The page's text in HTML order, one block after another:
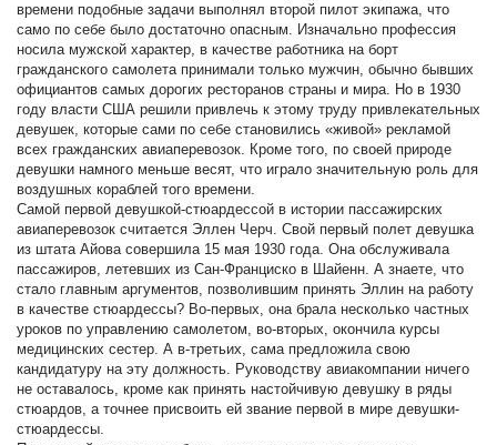
времени подобные задачи выполнял второй пилот экипажа, что
само по себе было достаточно опасным. Изначально профессия
носила мужской характер, в качестве работника на борт
гражданского самолета принимали только мужчин, обычно бывших
официантов самых дорогих ресторанов страны и мира. Но в 1930
году власти США решили привлечь к этому труду привлекательных
девушек, которые сами по себе становились «живой» рекламой
всех гражданских авиаперевозок. Кроме того, по своей природе
девушки намного меньше весят, что играло значительную роль для
воздушных кораблей того времени.
Самой первой девушкой-стюардессой в истории пассажирских
авиаперевозок считается Эллен Черч. Свой первый полет девушка
из штата Айова совершила 15 мая 1930 года. Она обслуживала
пассажиров, летевших из Сан-Франциско в Шайенн. А знаете, что
стало главным аргументов, позволившим принять Эллин на работу
в качестве стюардессы? Во-первых, она брала несколько частных
уроков по управлению самолетом, во-вторых, окончила курсы
медицинских сестер. А в-третьих, сама предложила свою
кандидатуру на эту должность. Руководству авиакомпании ничего
не оставалось, кроме как принять настойчивую девушку в ряды
стюардов, а точнее присвоить ей звание первой в мире девушки-
стюардессы.